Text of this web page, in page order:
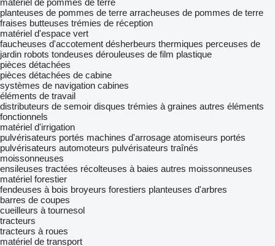
matériel de pommes de terre
planteuses de pommes de terre arracheuses de pommes de terre
fraises butteuses trémies de réception
matériel d'espace vert
faucheuses d'accotement désherbeurs thermiques perceuses de
jardin robots tondeuses dérouleuses de film plastique
pièces détachées
pièces détachées de cabine
systèmes de navigation cabines
éléments de travail
distributeurs de semoir disques trémies à graines autres éléments
fonctionnels
matériel d'irrigation
pulvérisateurs portés machines d'arrosage atomiseurs portés
pulvérisateurs automoteurs pulvérisateurs traînés
moissonneuses
ensileuses tractées récolteuses à baies autres moissonneuses
matériel forestier
fendeuses à bois broyeurs forestiers planteuses d'arbres
barres de coupes
cueilleurs à tournesol
tracteurs
tracteurs à roues
matériel de transport